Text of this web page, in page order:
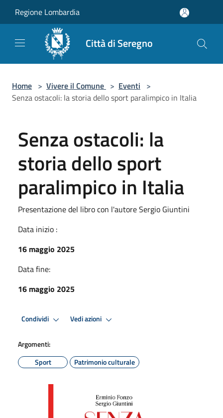
Regione Lombardia
Città di Seregno
Home > Vivere il Comune > Eventi >
Senza ostacoli: la storia dello sport paralimpico in Italia
Senza ostacoli: la
storia dello sport
paralimpico in Italia
Presentazione del libro con l'autore Sergio Giuntini
Data inizio :
16 maggio 2025
Data fine:
16 maggio 2025
Condividi Vedi azioni
Argomenti:
Sport
Patrimonio culturale